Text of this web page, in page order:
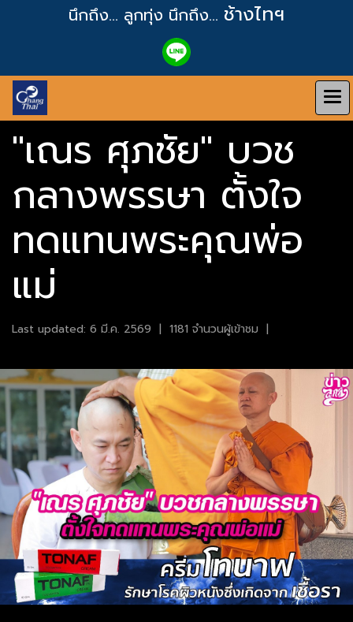
นึกถึง... ลูกทุ่ง นึกถึง... ช้างไทฯ
"เณร ศุภชัย" บวช
กลางพรรษา ตั้งใจ
ทดแทนพระคุณพ่อ
แม่
Last updated: 6 มี.ค. 2569 | 1181 จำนวนผู้เข้าชม |